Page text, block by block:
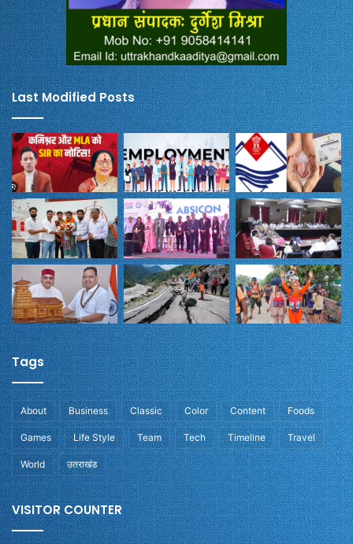
Last Modified Posts
Tags
About Business Classic Color Content Foods
Games Life Style Team Tech Timeline Travel
World उतराखंड
VISITOR COUNTER